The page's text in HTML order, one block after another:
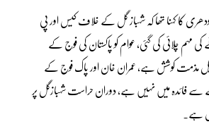
کا کہنا تھا کہ شہباز گل کے خلاف کیس اور پی
کی مہم چلائی کی گئی، عوام کو پاکستان کی فوج کے
مذمت کوشش ہے، عمران خان اور پاک فوج کے
سے فائدہ میں نہیں ہے، دوران حراست شہبازگل پر
ہے۔